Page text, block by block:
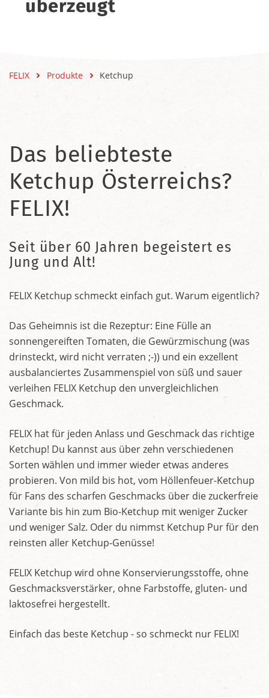
überzeugt
FELIX Produkte Ketchup
Das beliebteste
Ketchup Österreichs?
FELIX!
Seit über 60 Jahren begeistert es
Jung und Alt!
FELIX Ketchup schmeckt einfach gut. Warum eigentlich?
Das Geheimnis ist die Rezeptur: Eine Fülle an
sonnengereiften Tomaten, die Gewürzmischung (was
drinsteckt, wird nicht verraten ;-)) und ein exzellent
ausbalanciertes Zusammenspiel von süß und sauer
verleihen FELIX Ketchup den unvergleichlichen
Geschmack.
FELIX hat für jeden Anlass und Geschmack das richtige
Ketchup! Du kannst aus über zehn verschiedenen
Sorten wählen und immer wieder etwas anderes
probieren. Von mild bis hot, vom Höllenfeuer-Ketchup
für Fans des scharfen Geschmacks über die zuckerfreie
Variante bis hin zum Bio-Ketchup mit weniger Zucker
und weniger Salz. Oder du nimmst Ketchup Pur für den
reinsten aller Ketchup-Genüsse!
FELIX Ketchup wird ohne Konservierungsstoffe, ohne
Geschmacksverstärker, ohne Farbstoffe, gluten- und
laktosefrei hergestellt.
Einfach das beste Ketchup - so schmeckt nur FELIX!